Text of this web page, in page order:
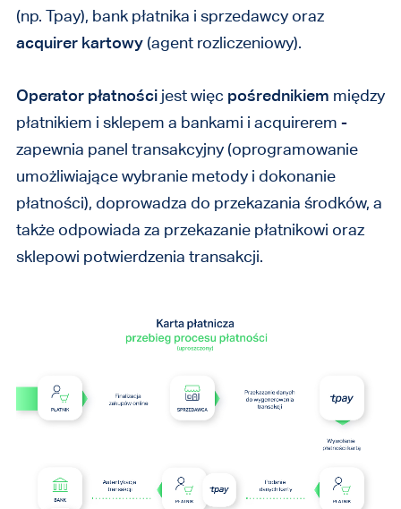
(np. Tpay), bank płatnika i sprzedawcy oraz
acquirer kartowy(agent rozliczeniowy).
Operator płatnościjest więc pośrednikiem między
płatnikiem i sklepem a bankami i acquirerem -
zapewnia panel transakcyjny (oprogramowanie
umożliwiające wybranie metody i dokonanie
płatności), doprowadza do przekazania środków, a
także odpowiada za przekazanie płatnikowi oraz
sklepowi potwierdzenia transakcji.